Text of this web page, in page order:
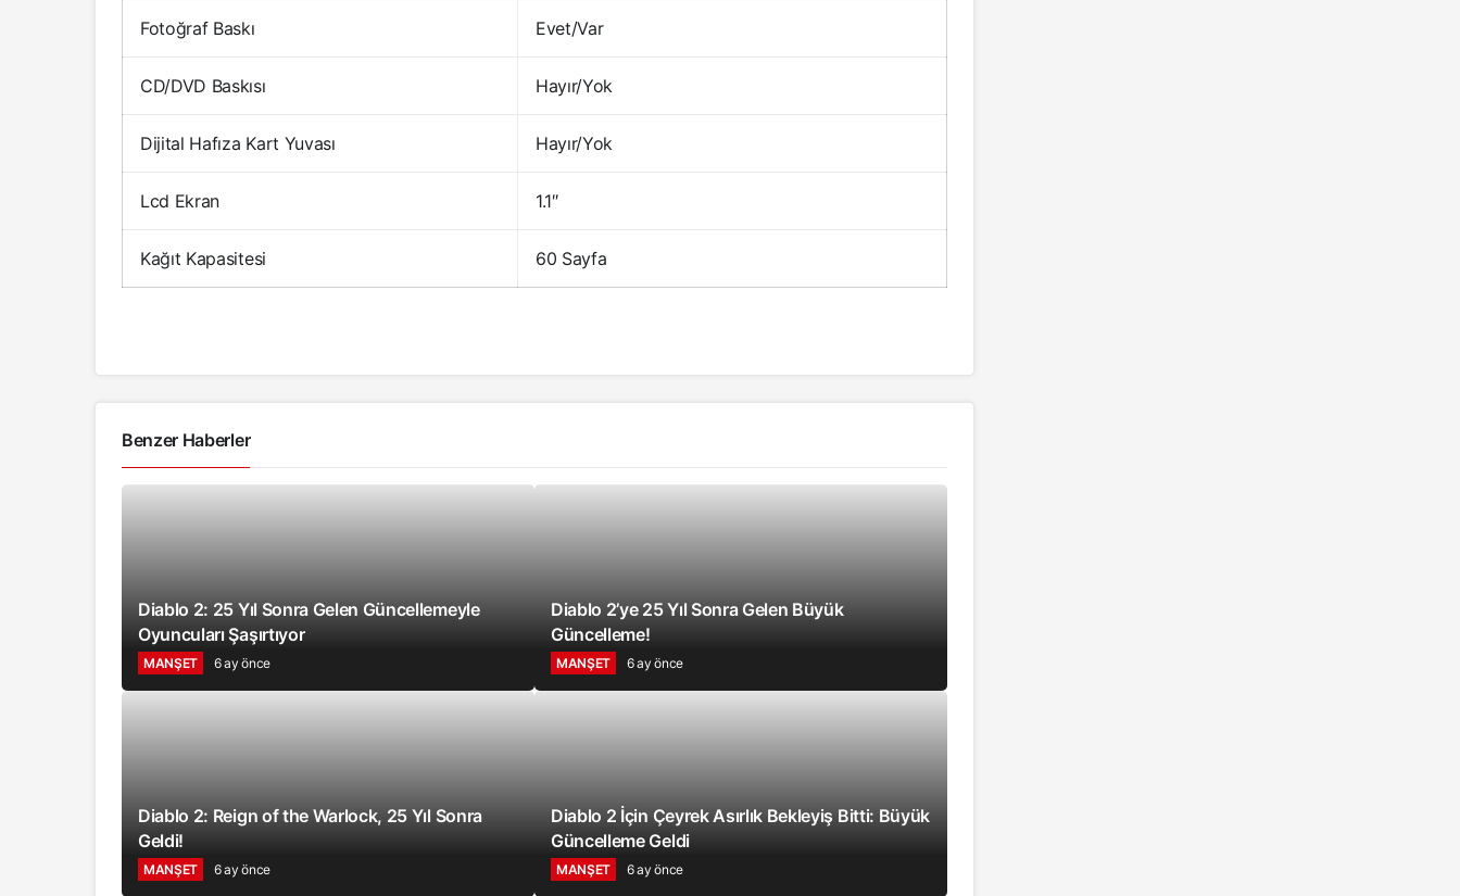
Fotoğraf Baskı Evet/Var
CD/DVD Baskısı Hayır/Yok
Dijital Hafıza Kart Yuvası Hayır/Yok
Lcd Ekran 1.1″
Kağıt Kapasitesi 60 Sayfa
Benzer Haberler
Diablo 2: 25 Yıl Sonra Gelen Güncellemeyle
Oyuncuları Şaşırtıyor
MANŞET 6 ay önce
Diablo 2’ye 25 Yıl Sonra Gelen Büyük
Güncelleme!
MANŞET 6 ay önce
Diablo 2: Reign of the Warlock, 25 Yıl Sonra
Geldi!
MANŞET 6 ay önce
Diablo 2 İçin Çeyrek Asırlık Bekleyiş Bitti: Büyük
Güncelleme Geldi
MANŞET 6 ay önce